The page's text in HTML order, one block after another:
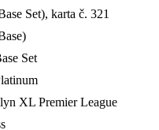
Set), karta č. 321
Set
XL Premier League